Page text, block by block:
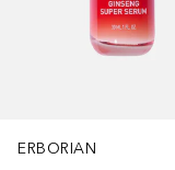
ERBORIAN